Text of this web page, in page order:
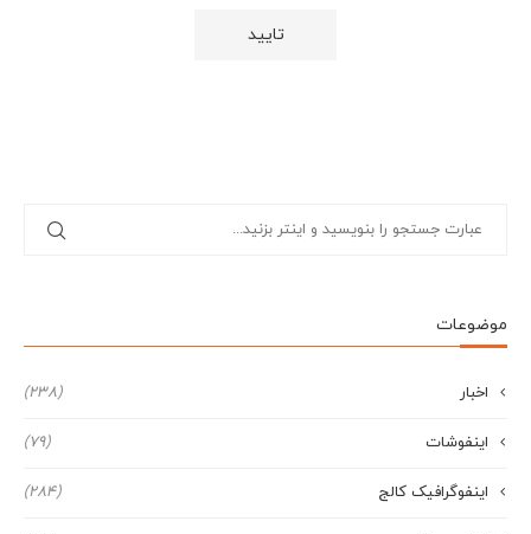
موضوعات
اخبار (238)
اینفوشات (79)
اینفوگرافیک کالج (284)